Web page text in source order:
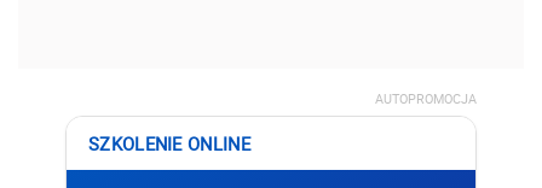
AUTOPROMOCJA
SZKOLENIE ONLINE